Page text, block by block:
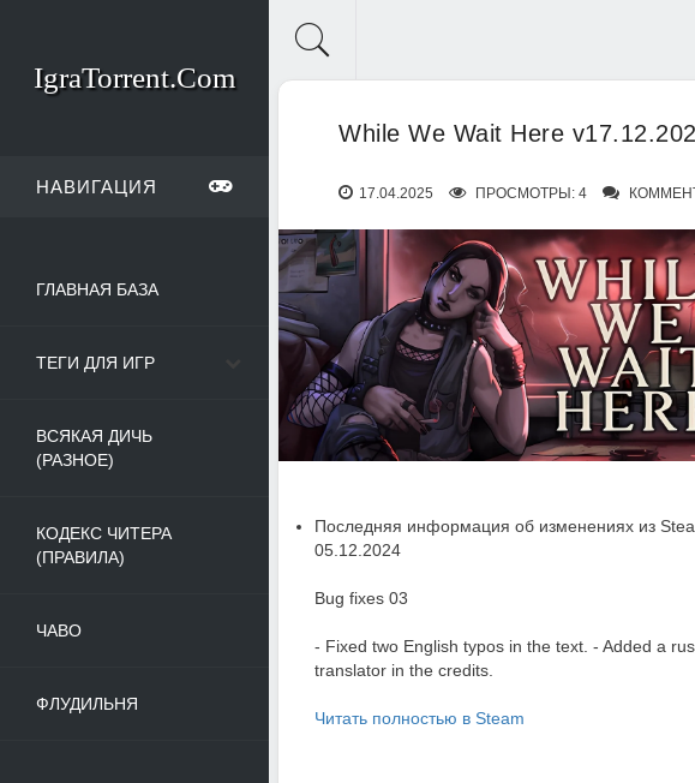
IgraTorrent.Com
НАВИГАЦИЯ
ГЛАВНАЯ БАЗА
ТЕГИ ДЛЯ ИГР
ВСЯКАЯ ДИЧЬ
(РАЗНОЕ)
КОДЕКС ЧИТЕРА
(ПРАВИЛА)
ЧАВО
ФЛУДИЛЬНЯ
While We Wait Here
17.04.2025 ПРОСМОТРЫ: 4
Последняя информация об изменениях из
05.12.2024
Bug fixes 03
- Fixed two English typos in the text. - Added a
translator in the credits.
Читать полностью в Steam